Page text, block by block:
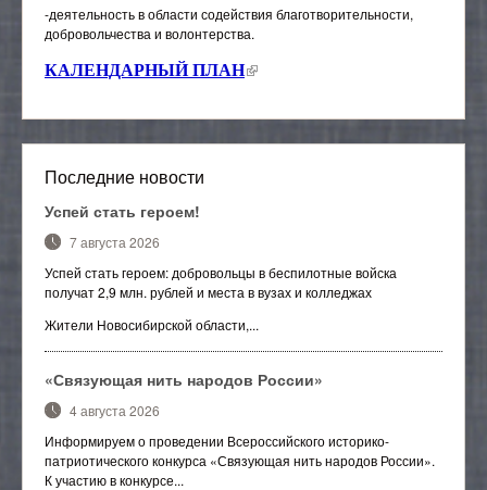
-деятельность в области содействия благотворительности,
добровольчества и волонтерства.
КАЛЕНДАРНЫЙ ПЛАН(внешняя ссылка)
Последние новости
Успей стать героем!
7 августа 2026
Успей стать героем: добровольцы в беспилотные войска
получат 2,9 млн. рублей и места в вузах и колледжах
Жители Новосибирской области,...
«Связующая нить народов России»
4 августа 2026
Информируем о проведении Всероссийского историко-
патриотического конкурса «Связующая нить народов России».
К участию в конкурсе...